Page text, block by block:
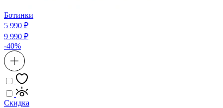
Ботинки
5 990 ₽
9 990 ₽
-40%
Скидка